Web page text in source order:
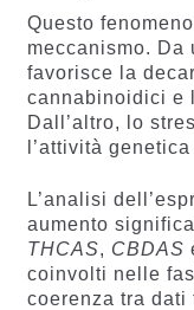
Questo
meccanismo. Da
favorisce la
cannabinoidici e
Dall’altro, lo
l’attività
L’analisi
aumento
THCAS, CBDAS
coinvolti nelle
coerenza tra